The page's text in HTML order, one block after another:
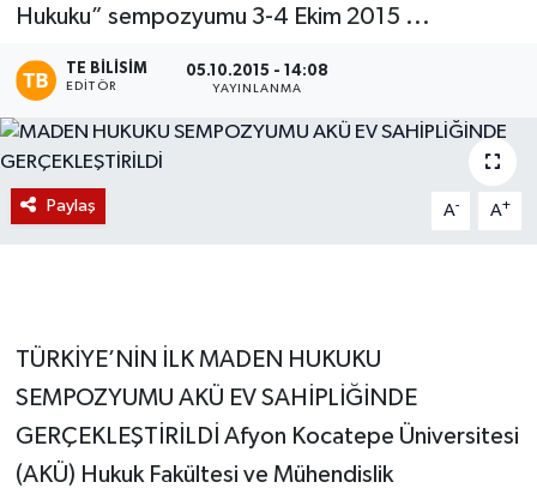
Hukuku” sempozyumu 3-4 Ekim 2015 ...
TE BILISIM
EDITÖR
05.10.2015 - 14:08
YAYINLANMA
Paylaş A- A+
TÜRKİYE’NİN İLK MADEN HUKUKU
SEMPOZYUMU AKÜ EV SAHİPLİĞİNDE
GERÇEKLEŞTİRİLDİ Afyon Kocatepe Üniversitesi
(AKÜ) Hukuk Fakültesi ve Mühendislik